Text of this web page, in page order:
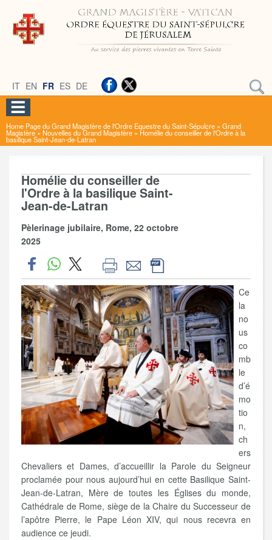
IT EN FR ES DE
Home Page du Grand Magistère de l'Ordre Equestre du Saint-Sépulcre » Grand
Magistère» Nouvelles du Grand Magistère » Homélie du conseiller de l'Ordre à la
basilique Saint-Jean-de-Latran
Homélie du conseiller de
l'Ordre à la basilique Saint-
Jean-de-Latran
Pèlerinage jubilaire, Rome, 22 octobre
2025
Ce
la
no
us
co
mb
le
d’é
mo
tio
n,
ch
ers
Chevaliers et Dames, d’accueillir la Parole du Seigneur
proclamée pour nous aujourd’hui en cette Basilique Saint-
Jean-de-Latran, Mère de toutes les Églises du monde,
Cathédrale de Rome, siège de la Chaire du Successeur de
l’apôtre Pierre, le Pape Léon XIV, qui nous recevra en
audience ce jeudi.